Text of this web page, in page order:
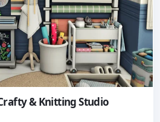
& Knitting Studio